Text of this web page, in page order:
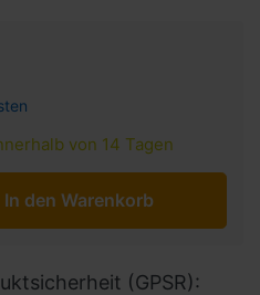
von 14 Tagen
In den Warenkorb
(GPSR):